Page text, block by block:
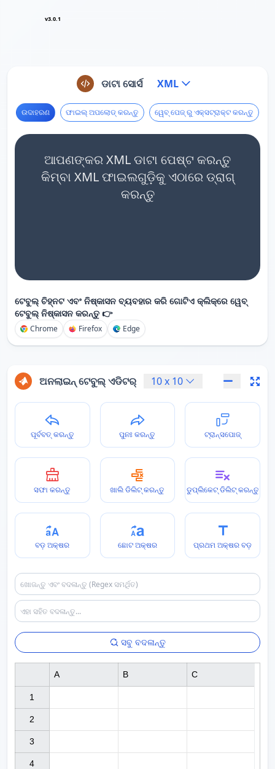
v3.0.1
ଡାଟା ସୋର୍ସ XML
ଉଦାହରଣ ଫାଇଲ୍ ଅପଲୋଡ୍ କରନ୍ତୁ ୱେବ୍ ପେଜ୍ ରୁ ଏକ୍ସଟ୍ରାକ୍ଟ କରନ୍ତୁ
ଆପଣଙ୍କର XML ଡାଟା ପେଷ୍ଟ କରନ୍ତୁ
କିମ୍ବା XML ଫାଇଲଗୁଡ଼ିକୁ ଏଠାରେ ଡ୍ରାଗ୍
କରନ୍ତୁ
ଟେବୁଲ୍ ଚିହ୍ନଟ ଏବଂ ନିଷ୍କାସନ ବ୍ୟବହାର କରି ଗୋଟିଏ କ୍ଲିକ୍‌ରେ ୱେବ୍
ଟେବୁଲ୍ ନିଷ୍କାସନ କରନ୍ତୁ 👉
Chrome Firefox Edge
ଅନଲାଇନ୍ ଟେବୁଲ୍ ଏଡିଟର୍ 10x 10
ପୂର୍ବବତ୍ କରନ୍ତୁ ପୁନଃ କରନ୍ତୁ ଟ୍ରାନ୍ସପୋଜ୍
ସଫା କରନ୍ତୁ ଖାଲି ଡିଲିଟ୍ କରନ୍ତୁ ଡୁପ୍ଲିକେଟ୍ ଡିଲିଟ୍ କରନ୍ତୁ
ବଡ଼ ଅକ୍ଷର ଛୋଟ ଅକ୍ଷର ପ୍ରଥମ ଅକ୍ଷର ବଡ଼
ସବୁ ବଦଳାନ୍ତୁ
1
2
3
4
A B C